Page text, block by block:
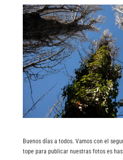
Buenos días a todos. Vamos con el
tope para publicar nuestras fotos es